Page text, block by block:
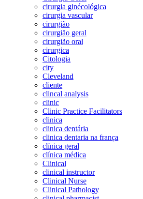
cirurgia ginécológica
cirurgia vascular
cirurgião
cirurgião geral
cirurgião oral
cirurgica
Citologia
city
Cleveland
cliente
clincal analysis
clinic
Clinic Practice Facilitators
clinica
clinica dentária
clinica dentaria na frança
clínica geral
clínica médica
Clinical
clinical instructor
Clinical Nurse
Clinical Pathology